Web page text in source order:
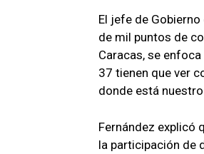
El jefe de
de mil puntos de
Caracas, se
37 tienen que ver
donde está
Fernández explicó
la participación de